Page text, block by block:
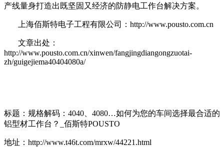
产线量身打造出既坚固又经济的防静电工作台解决方案。
上海佰斯特电子工程有限公司：http://www.pousto.com.cn
文章出处：
http://www.pousto.com.cn/xinwen/fangjingdiangongzuotai-
zh/guigejiema40404080a/
标题：规格解码：4040、4080…如何为您的车间选择最合适的
铝型材工作台？_佰斯特POUSTO
地址：http://www.t46t.com/mrxw/44221.html